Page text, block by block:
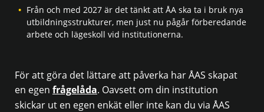
Från och med 2027 är det tänkt att ÅA ska ta i bruk nya
utbildningsstrukturer, men just nu pågår förberedande
arbete och lägeskoll vid institutionerna.
För att göra det lättare att påverka har ÅAS skapat
en egen frågelåda. Oavsett om din institution
skickar ut en egen enkät eller inte kan du via ÅAS